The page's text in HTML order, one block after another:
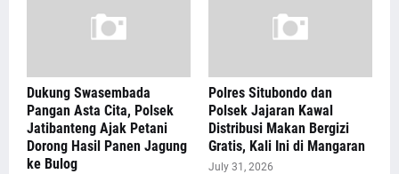
Dukung Swasembada
Pangan Asta Cita, Polsek
Jatibanteng Ajak Petani
Dorong Hasil Panen Jagung
ke Bulog
Polres Situbondo dan
Polsek Jajaran Kawal
Distribusi Makan Bergizi
Gratis, Kali Ini di Mangaran
July 31, 2026